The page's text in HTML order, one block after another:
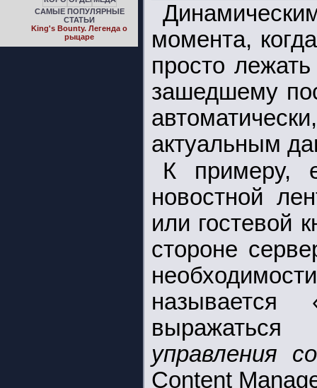
САМЫЕ ПОПУЛЯРНЫЕ
СТАТЬИ
King's Bounty. Легенда о
рыцаре
момента,
просто
зашедшему
актуальным
К примеру,
новостной
или гостевой
стороне
управления
Content